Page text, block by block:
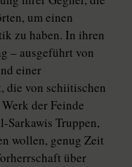
um einen
zu haben. In ihren
– ausgeführt von
einer
die von schiitischen
der Feinde
Sarkawis Truppen,
wollen, genug Zeit
über